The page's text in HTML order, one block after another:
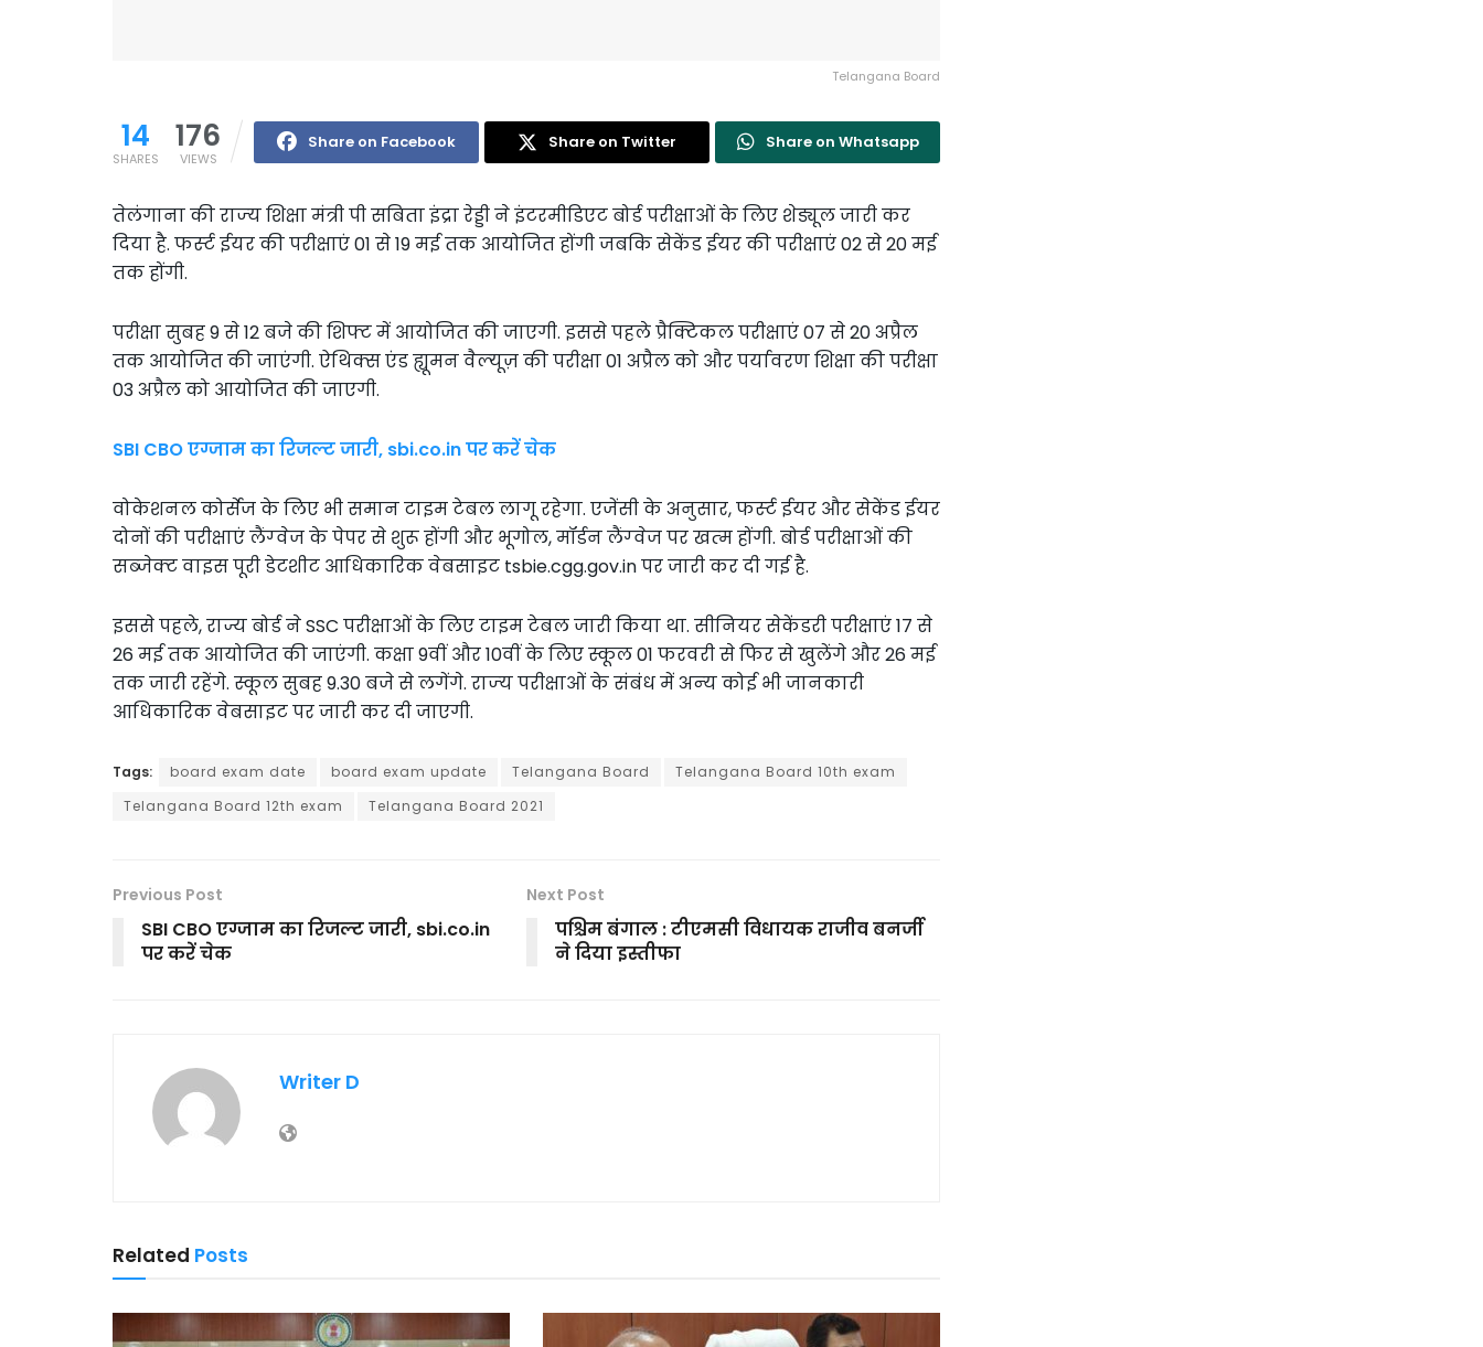
Telangana Board
14
SHARES
176
VIEWS
Share on Facebook Share on Twitter Share on Whatsapp
तेलंगाना की राज्‍य शिक्षा मंत्री पी सबिता इंद्रा रेड्डी ने इंटरमीडिएट बोर्ड परीक्षाओं के लिए शेड्यूल जारी कर
दिया है. फर्स्‍ट ईयर की परीक्षाएं 01 से 19 मई तक आयोजित होंगी जबकि सेकेंड ईयर की परीक्षाएं 02 से 20 मई
तक होंगी.
परीक्षा सुबह 9 से 12 बजे की शिफ्ट में आयोजित की जाएगी. इससे पहले प्रैक्टिकल परीक्षाएं 07 से 20 अप्रैल
तक आयोजित की जाएंगी. ऐथिक्‍स एंड ह्यूमन वैल्‍यूज़ की परीक्षा 01 अप्रैल को और पर्यावरण शिक्षा की परीक्षा
03 अप्रैल को आयोजित की जाएगी.
SBI CBO एग्जाम का रिजल्ट जारी, sbi.co.in पर करें चेक
वोकेशनल कोर्सेज के लिए भी समान टाइम टेबल लागू रहेगा. एजेंसी के अनुसार, फर्स्‍ट ईयर और सेकेंड ईयर
दोनों की परीक्षाएं लैंग्‍वेज के पेपर से शुरू होंगी और भूगोल, मॉर्डन लैंग्‍वेज पर खत्‍म होंगी. बोर्ड परीक्षाओं की
सब्‍जेक्‍ट वाइस पूरी डेटशीट आधिकारिक वेबसाइट tsbie.cgg.gov.in पर जारी कर दी गई है.
इससे पहले, राज्य बोर्ड ने SSC परीक्षाओं के लिए टाइम टेबल जारी किया था. सीनियर सेकेंडरी परीक्षाएं 17 से
26 मई तक आयोजित की जाएंगी. कक्षा 9वीं और 10वीं के लिए स्कूल 01 फरवरी से फिर से खुलेंगे और 26 मई
तक जारी रहेंगे. स्कूल सुबह 9.30 बजे से लगेंगे. राज्‍य परीक्षाओं के संबंध में अन्‍य कोई भी जानकारी
आधिकारिक वेबसाइट पर जारी कर दी जाएगी.
Tags: board exam date board exam update Telangana Board
Telangana Board 10th exam
Telangana Board 12th exam
Telangana Board 2021
Previous Post
SBI CBO एग्जाम का रिजल्ट जारी, sbi.co.in
पर करें चेक
Next Post
पश्चिम बंगाल : टीएमसी विधायक राजीव बनर्जी
ने दिया इस्तीफा
Writer D
Related Posts